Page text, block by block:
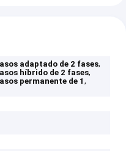
adaptado de 2 fases,
híbrido de 2 fases,
permanente de 1,